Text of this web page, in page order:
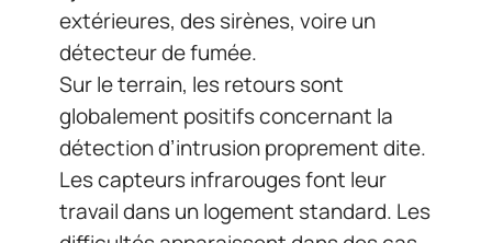
extérieures, des sirènes, voire un
détecteur de fumée.
Sur le terrain, les retours sont
globalement positifs concernant la
détection d’intrusion proprement dite.
Les capteurs infrarouges font leur
travail dans un logement standard. Les